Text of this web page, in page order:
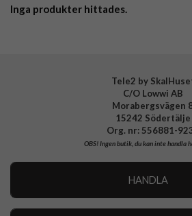
Inga produkter hittades.
Tele2 by
C/O Lowwi AB
Morabergsvägen
15242 Södertälje
Org. nr: 556881-
OBS!Ingen butik, du kan inte handla
HANDLA